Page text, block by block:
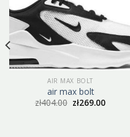
AIR MAX BOLT
air max bolt
zł404.00 zł269.00